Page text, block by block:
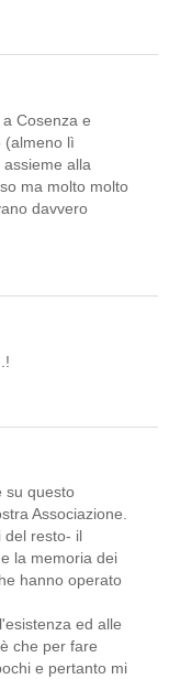
Cosenza e
(almeno lì
alla
ma molto molto
davvero
su questo
Associazione.
del resto- il
la memoria dei
hanno operato
ed alle
che per fare
e pertanto mi